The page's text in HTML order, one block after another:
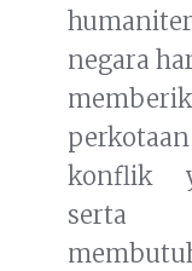
negara
konflik
serta